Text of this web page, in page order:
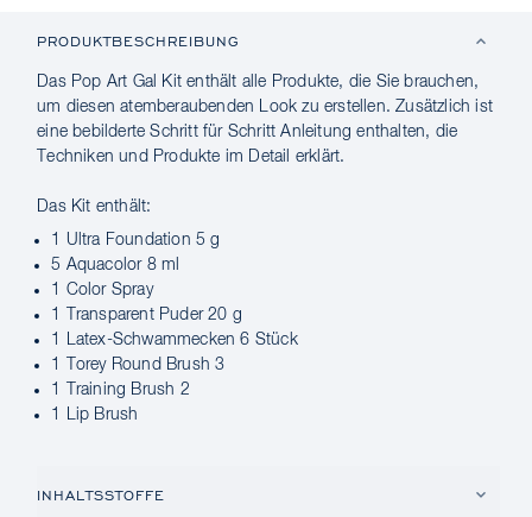
PRODUKTBESCHREIBUNG
Das Pop Art Gal Kit enthält alle Produkte, die Sie brauchen,
um diesen atemberaubenden Look zu erstellen. Zusätzlich ist
eine bebilderte Schritt für Schritt Anleitung enthalten, die
Techniken und Produkte im Detail erklärt.
Das Kit enthält:
1 Ultra Foundation 5 g
5 Aquacolor 8 ml
1 Color Spray
1 Transparent Puder 20 g
1 Latex-Schwammecken 6 Stück
1 Torey Round Brush 3
1 Training Brush 2
1 Lip Brush
INHALTSSTOFFE